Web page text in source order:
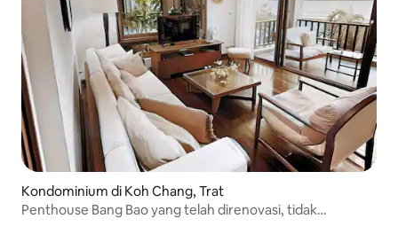
Kondominium di Koh Chang, Trat
Penthouse Bang Bao yang telah direnovasi, tidak